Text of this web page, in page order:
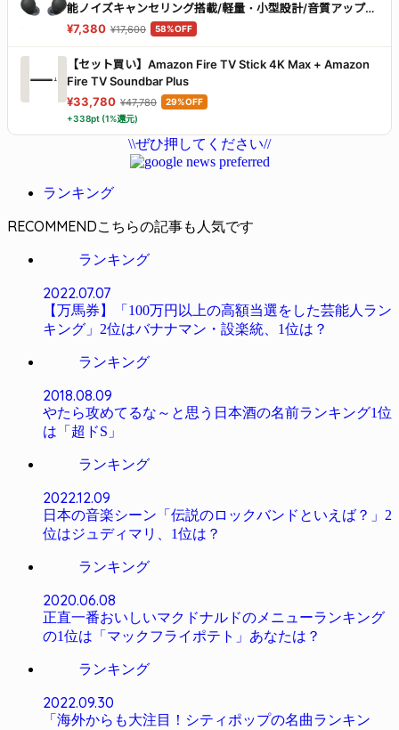
能ノイズキャンセリング搭載/軽量・小型設計/音質アップス
ケール機能搭載/連続音楽再生時間最長 7.5時間/IPX4防滴性
ラック WF-C700N BZ
¥7,380 ¥17,600 58%OFF
【セット買い】Amazon Fire TV Stick 4K Max + Amazon
Fire TV Soundbar Plus
¥33,780 ¥47,780
29%OFF
+338pt (1%還元)
\\ぜひ押してください//
ランキング
RECOMMEND
ランキング
2022.07.07
【万馬券】「100万円以上の高額当選をした芸能人ラン
キング」2位はバナナマン・設楽統、1位は？
ランキング
2018.08.09
やたら攻めてるな～と思う日本酒の名前ランキング1位
は「超ドS」
ランキング
2022.12.09
日本の音楽シーン「伝説のロックバンドといえば？」2
位はジュディマリ、1位は？
ランキング
2020.06.08
正直一番おいしいマクドナルドのメニューランキング
の1位は「マックフライポテト」あなたは？
ランキング
2022.09.30
「海外からも大注目！シティポップの名曲ランキン